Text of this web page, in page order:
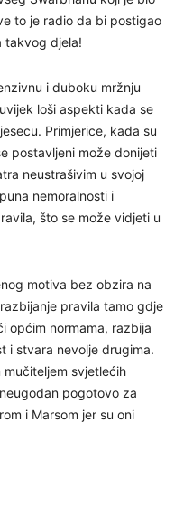
to je radio da bi postigao
takvog djela!
i duboku mržnju
loši aspekti kada se
Primjerice, kada su
postavljeni može donijeti
neustrašivim u svojoj
nemoralnosti i
što se može vidjeti u
motiva bez obzira na
pravila tamo gdje
općim normama, razbija
i stvara nevolje drugima.
mučiteljem svjetlećih
pogotovo za
i Marsom jer su oni